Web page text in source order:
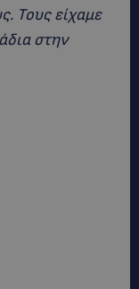
Τους είχαμε
στην